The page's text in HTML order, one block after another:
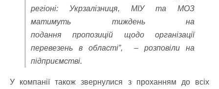
регіоні: Укрзалізниця, МІУ та МОЗ
матимуть тиждень на
подання пропозицій щодо організації
перевезень в області”, – розповіли на
підприємстві.
У компанії також звернулися з проханням до всіх